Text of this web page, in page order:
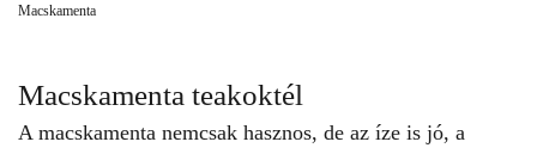
Macskamenta
Macskamenta teakoktél
A macskamenta nemcsak hasznos, de az íze is jó, a